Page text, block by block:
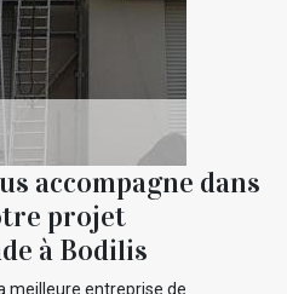
accompagne dans
projet
à Bodilis
meilleure entreprise de